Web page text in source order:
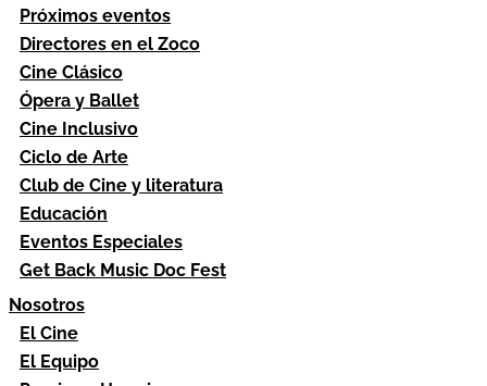
Próximos eventos
Directores en el Zoco
Cine Clásico
Ópera y Ballet
Cine Inclusivo
Ciclo de Arte
Club de Cine y literatura
Educación
Eventos Especiales
Get Back Music Doc Fest
Nosotros
El Cine
El Equipo